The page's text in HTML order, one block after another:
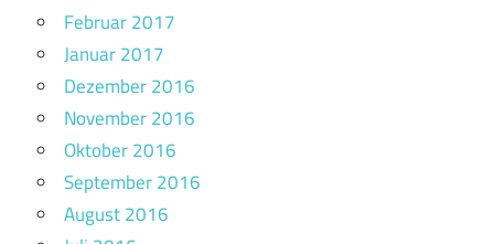
Februar 2017
Januar 2017
Dezember 2016
November 2016
Oktober 2016
September 2016
August 2016